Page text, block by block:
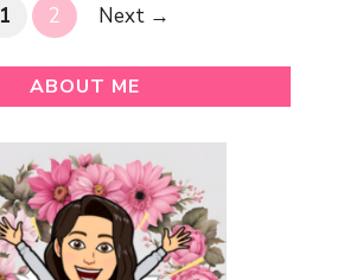
Page
1 Page
2 Next →
ABOUT ME